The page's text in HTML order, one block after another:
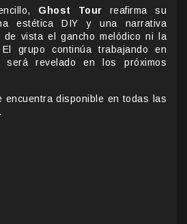
Ghost Tour reafirma su
estética DIY y una narrativa
de vista el gancho melódico ni la
grupo continúa trabajando en
será revelado en los próximos
encuentra disponible en todas las